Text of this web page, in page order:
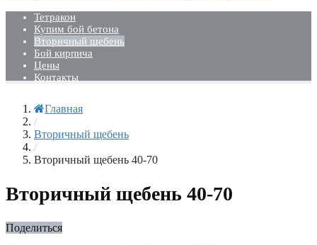
Тетракон
Купим бой бетона
Вторичный щебень
Бой кирпича
Цены
Контакты
Главная
/
Вторичный щебень
/
Вторичный щебень 40-70
Вторичный щебень 40-70
Поделиться